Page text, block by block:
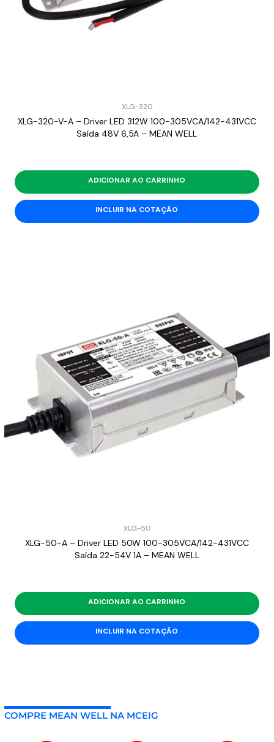
XLG-320
XLG-320-V-A – Driver LED 312W 100-305VCA/142-431VCC
Saída 48V 6,5A – MEAN WELL
ADICIONAR AO CARRINHO
INCLUIR NA COTAÇÃO
XLG-50
XLG-50-A – Driver LED 50W 100-305VCA/142-431VCC
Saída 22-54V 1A – MEAN WELL
ADICIONAR AO CARRINHO
INCLUIR NA COTAÇÃO
COMPRE MEAN WELL NA MCEIG